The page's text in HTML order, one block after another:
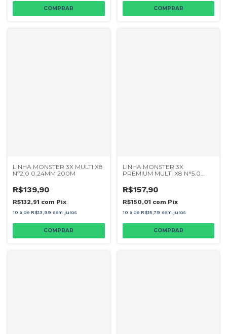
LINHA MONSTER 3X MULTI X8
Nº2.0 0,24MM 200M
R$139,90
R$132,91 com Pix
10 x de R$13,99 sem juros
LINHA MONSTER 3X
PREMIUM MULTI X8 N°5.0
R$157,90
R$150,01 com Pix
10 x de R$15,79 sem juros